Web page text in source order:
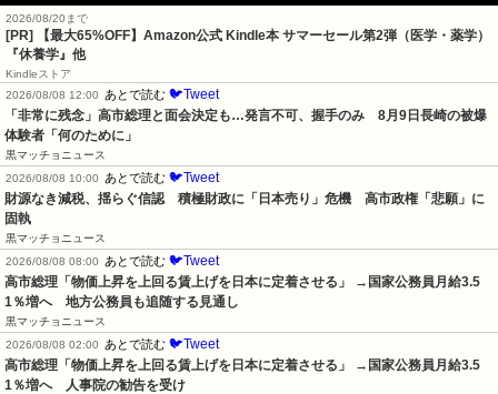
2026/08/20まで
[PR]
【最大65%OFF】Amazon公式 Kindle本 サマーセール第2弾（医学・薬学）
『休養学』他
Kindleストア
2026/08/08 12:00
あとで読む 🐦Tweet
「非常に残念」高市総理と面会決定も…発言不可、握手のみ　8月9日長崎の被爆
体験者「何のために」
黒マッチョニュース
2026/08/08 10:00
あとで読む 🐦Tweet
財源なき減税、揺らぐ信認　積極財政に「日本売り」危機　高市政権「悲願」に
固執
黒マッチョニュース
2026/08/08 08:00
あとで読む 🐦Tweet
高市総理「物価上昇を上回る賃上げを日本に定着させる」 →国家公務員月給3.5
1％増へ    地方公務員も追随する見通し
黒マッチョニュース
2026/08/08 02:00
あとで読む 🐦Tweet
高市総理「物価上昇を上回る賃上げを日本に定着させる」 →国家公務員月給3.5
1％増へ    人事院の勧告を受け